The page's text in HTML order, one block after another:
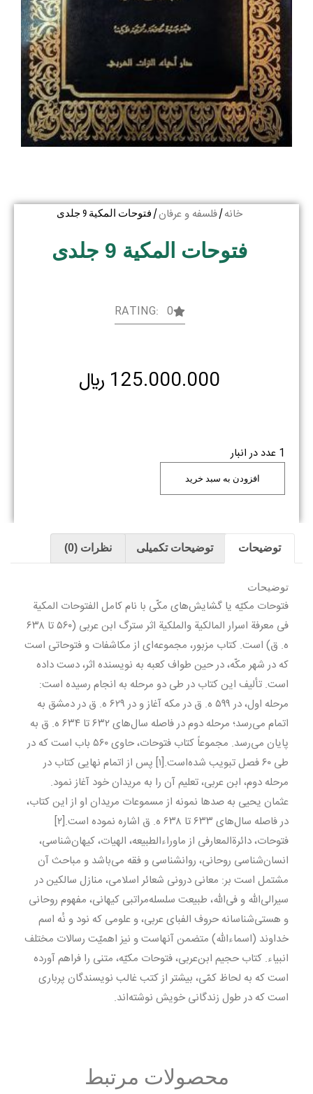
خانه/ فلسفه و عرفان/ فتوحات المکیة 9 جلدی
فتوحات المکیة 9 جلدی
RATING: 0
125.000.000 ﷼
1 عدد در انبار
افزودن به سبد خرید
توضیحات توضیحات تکمیلی نظرات (0)
توضیحات
فتوحات مکیّه یا گشایش‌های مکّی با نام کامل الفتوحات المکیة
فی معرفة اسرار المالکیة والملکیة اثر سترگ ابن عربی (۵۶۰ تا ۶۳۸
ه. ق) است. کتاب مزبور، مجموعه‌ای از مکاشفات و فتوحاتی است
که در شهر مکّه، در حین طواف کعبه به نویسنده اثر، دست داده
است. تألیف این کتاب در طی دو مرحله به انجام رسیده است:
مرحله اول، در ۵۹۹ ه. ق در مکه آغاز و در ۶۲۹ ه. ق در دمشق به
اتمام می‌رسد؛ مرحله دوم در فاصله سال‌های ۶۳۲ تا ۶۳۴ ه. ق به
پایان می‌رسد. مجموعاً کتاب فتوحات، حاوی ۵۶۰ باب است که در
طی ۶۰ فصل تبویب شده‌است.[۱] پس از اتمام نهایی کتاب در
مرحله دوم، ابن عربی، تعلیم آن را به مریدان خود آغاز نمود.
عثمان یحیی به صدها نمونه از مسموعات مریدان او از این کتاب،
در فاصله سال‌های ۶۳۳ تا ۶۳۸ ه. ق اشاره نموده است.[۲]
فتوحات، دائرةالمعارفی از ماوراءالطبیعه، الهیات، کیهان‌شناسی،
انسان‌شناسی روحانی، روانشناسی و فقه می‌باشد و مباحث آن
مشتمل است بر: معانی درونی شعائر اسلامی، منازل سالکین در
سیرالی‌الله و فی‌الله، طبیعت سلسله‌مراتبی کیهانی، مفهوم روحانی
و هستی‌شناسانه حروف الفبای عربی، و علومی که نود و نُه اسم
خداوند (اسماءالله) متضمن آنهاست و نیز اهمیّت رسالات مختلف
انبیاء. کتاب حجیم ابن‌عربی، فتوحات مکیّه، متنی را فراهم آورده
است که به لحاظ کمّی، بیشتر از کتب غالب نویسندگان پرباری
است که در طول زندگانی خویش نوشته‌اند.
محصولات مرتبط